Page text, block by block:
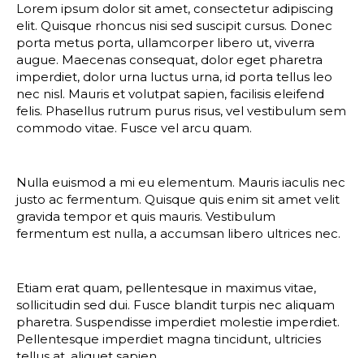
Lorem ipsum dolor sit amet, consectetur adipiscing
elit. Quisque rhoncus nisi sed suscipit cursus. Donec
porta metus porta, ullamcorper libero ut, viverra
augue. Maecenas consequat, dolor eget pharetra
imperdiet, dolor urna luctus urna, id porta tellus leo
nec nisl. Mauris et volutpat sapien, facilisis eleifend
felis. Phasellus rutrum purus risus, vel vestibulum sem
commodo vitae. Fusce vel arcu quam.
Nulla euismod a mi eu elementum. Mauris iaculis nec
justo ac fermentum. Quisque quis enim sit amet velit
gravida tempor et quis mauris. Vestibulum
fermentum est nulla, a accumsan libero ultrices nec.
Etiam erat quam, pellentesque in maximus vitae,
sollicitudin sed dui. Fusce blandit turpis nec aliquam
pharetra. Suspendisse imperdiet molestie imperdiet.
Pellentesque imperdiet magna tincidunt, ultricies